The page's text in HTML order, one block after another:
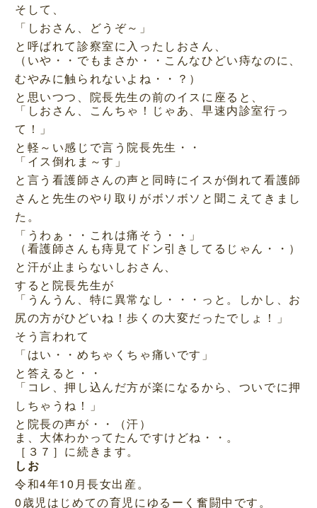
そして、
「しおさん、どうぞ～」
と呼ばれて診察室に入ったしおさん、
（いや・・でもまさか・・こんなひどい痔なのに、
むやみに触られないよね・・？）
と思いつつ、院長先生の前のイスに座ると、
「しおさん、こんちゃ！じゃあ、早速内診室行っ
て！」
と軽～い感じで言う院長先生・・
「イス倒れま～す」
と言う看護師さんの声と同時にイスが倒れて看護師
さんと先生のやり取りがボソボソと聞こえてきまし
た。
「うわぁ・・これは痛そう・・」
（看護師さんも痔見てドン引きしてるじゃん・・）
と汗が止まらないしおさん、
すると院長先生が
「うんうん、特に異常なし・・・っと。しかし、お
尻の方がひどいね！歩くの大変だったでしょ！」
そう言われて
「はい・・めちゃくちゃ痛いです」
と答えると・・
「コレ、押し込んだ方が楽になるから、ついでに押
しちゃうね！」
と院長の声が・・（汗）
ま、大体わかってたんですけどね・・。
［３７］に続きます。
しお
令和4年10月長女出産。
0歳児はじめての育児にゆるーく奮闘中です。